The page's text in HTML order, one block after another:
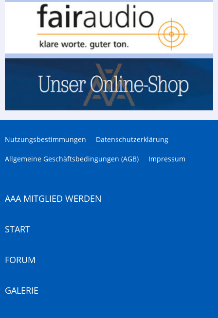
Nutzungsbestimmungen Datenschutzerklärung
Allgemeine Geschäftsbedingungen (AGB) Impressum
AAA MITGLIED WERDEN
START
FORUM
GALERIE